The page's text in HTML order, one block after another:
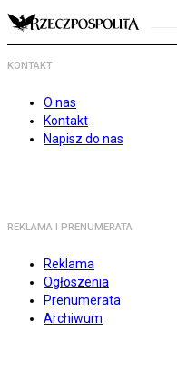
KONTAKT
O nas
Kontakt
Napisz do nas
REKLAMA I PRENUMERATA
Reklama
Ogłoszenia
Prenumerata
Archiwum